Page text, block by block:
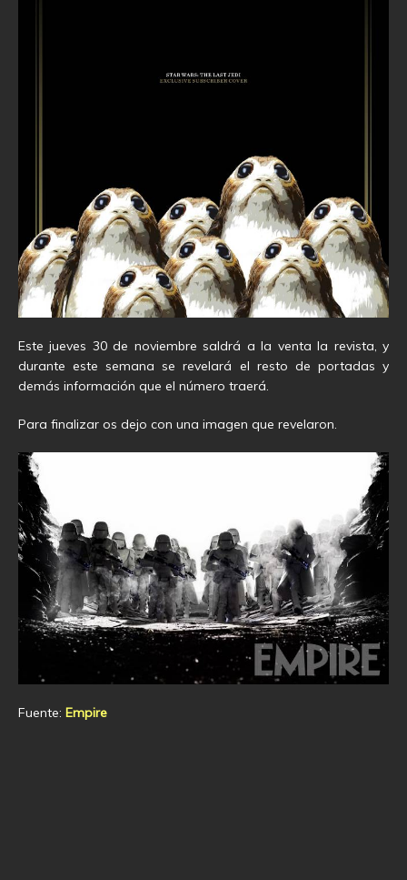
Este jueves 30 de noviembre saldrá a la venta la revista, y
durante este semana se revelará el resto de portadas y
demás información que el número traerá.
Para finalizar os dejo con una imagen que revelaron.
Fuente: Empire